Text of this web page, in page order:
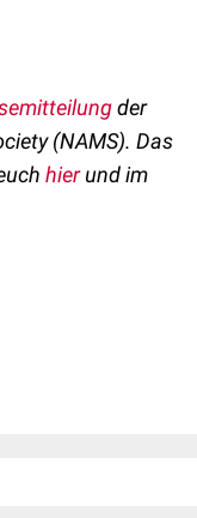
der
(NAMS). Das
hierund im